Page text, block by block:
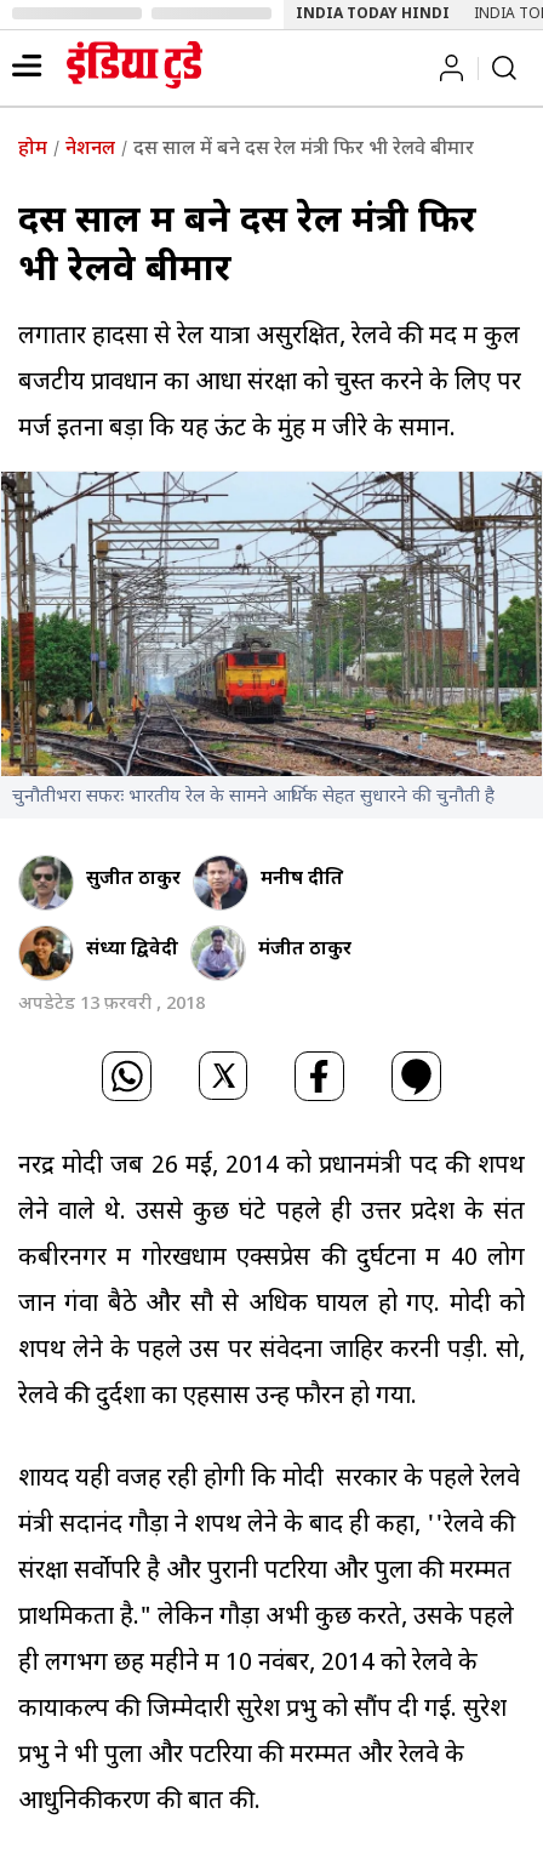
INDIA TODAY HINDI INDIA
होम नेशनल दस साल में बने दस रेल मंत्री फिर भी रेलवे बीमार
दस साल में बने दस रेल मंत्री फिर
भी रेलवे बीमार
लगातार हादसों से रेल यात्रा असुरक्षित, रेलवे की मद में कुल
बजटीय प्रावधान का आधा संरक्षा को चुस्त करने के लिए पर
मर्ज इतना बड़ा कि यह ऊंट के मुंह में जीरे के समान.
चुनौतीभरा सफरः भारतीय रेल के सामने आर्थिक सेहत सुधारने की चुनौती है
सुजीत ठाकुर मनीष दीक्षित
संध्या द्विवेदी मंजीत ठाकुर
अपडेटेड 13 फ़रवरी , 2018
नरेंद्र मोदी जब 26 मई, 2014 को प्रधानमंत्री पद की शपथ
लेने वाले थे. उससे कुछ घंटे पहले ही उत्तर प्रदेश के संत
कबीरनगर में गोरखधाम एक्सप्रेस की दुर्घटना में 40 लोग
जान गंवा बैठे और सौ से अधिक घायल हो गए. मोदी को
शपथ लेने के पहले उस पर संवेदना जाहिर करनी पड़ी. सो,
रेलवे की दुर्दशा का एहसास उन्हें फौरन हो गया.
शायद यही वजह रही होगी कि मोदी सरकार के पहले रेलवे
मंत्री सदानंद गौड़ा ने शपथ लेने के बाद ही कहा, ''रेलवे की
संरक्षा सर्वोपरि है और पुरानी पटरियों और पुलों की मरम्मत
प्राथमिकता है." लेकिन गौड़ा अभी कुछ करते, उसके पहले
ही लगभग छह महीने में 10 नवंबर, 2014 को रेलवे के
कायाकल्प की जिम्मेदारी सुरेश प्रभु को सौंप दी गई. सुरेश
प्रभु ने भी पुलों और पटरियों की मरम्मत और रेलवे के
आधुनिकीकरण की बात की.